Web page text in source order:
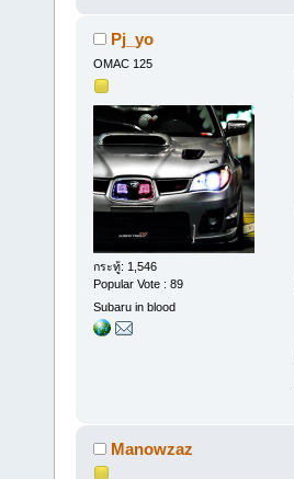
Pj_yo
OMAC 125
กระทู้: 1,546
Popular Vote : 89
Subaru in blood
Manowzaz